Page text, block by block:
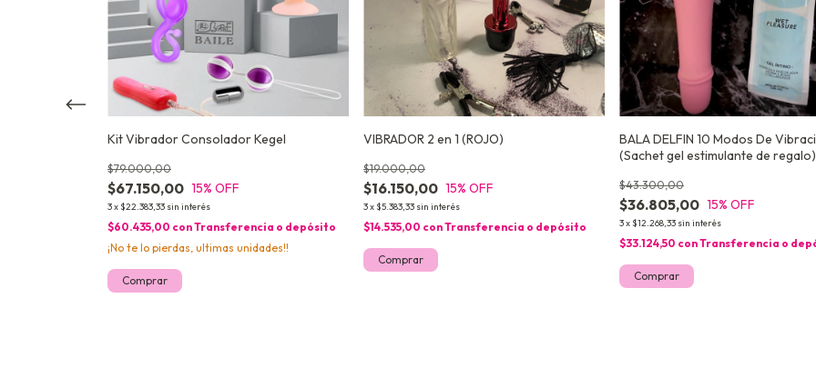
Kit Vibrador Consolador Kegel
$67.150,00
$79.000,00
15% OFF
3x $22.383,33 sin interés
$60.435,00 conTransferencia o depósito
¡No te lo pierdas, ultimas unidades!!
VIBRADOR 2 en 1 (ROJO)
$16.150,00
$19.000,00
15% OFF
3x $5.383,33 sin interés
$14.535,00 conTransferencia o depósito
BALA DELFIN 10 Modos De
(Sachet gel estimulante de regalo)
$36.805,00
$43.300,00
15% OFF
3x $12.268,33 sin interés
$33.124,50 conTransferencia o